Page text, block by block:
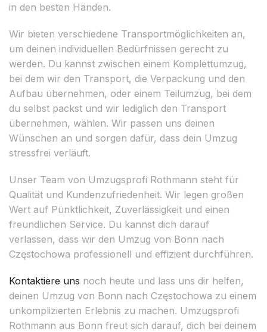
in den besten Händen.
Wir bieten verschiedene Transportmöglichkeiten an,
um deinen individuellen Bedürfnissen gerecht zu
werden. Du kannst zwischen einem Komplettumzug,
bei dem wir den Transport, die Verpackung und den
Aufbau übernehmen, oder einem Teilumzug, bei dem
du selbst packst und wir lediglich den Transport
übernehmen, wählen. Wir passen uns deinen
Wünschen an und sorgen dafür, dass dein Umzug
stressfrei verläuft.
Unser Team von Umzugsprofi Rothmann steht für
Qualität und Kundenzufriedenheit. Wir legen großen
Wert auf Pünktlichkeit, Zuverlässigkeit und einen
freundlichen Service. Du kannst dich darauf
verlassen, dass wir den Umzug von Bonn nach
Częstochowa professionell und effizient durchführen.
Kontaktiere uns noch heute und lass uns dir helfen,
deinen Umzug von Bonn nach Częstochowa zu einem
unkomplizierten Erlebnis zu machen. Umzugsprofi
Rothmann aus Bonn freut sich darauf, dich bei deinem